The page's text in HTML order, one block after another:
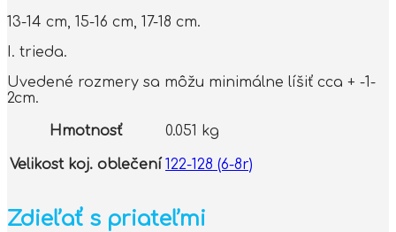
13-14 cm, 15-16 cm, 17-18 cm.
I. trieda.
Uvedené rozmery sa môžu minimálne líšiť cca + -1-
2cm.
Hmotnosť 0.051 kg
Velikost koj. oblečení 122-128 (6-8r)
Zdieľať s priateľmi